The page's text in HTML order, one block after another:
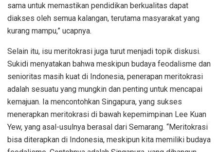
sama untuk memastikan pendidikan berkualitas dapat
diakses oleh semua kalangan, terutama masyarakat yang
kurang mampu,” ucapnya.
Selain itu, isu meritokrasi juga turut menjadi topik diskusi.
Sukidi menyatakan bahwa meskipun budaya feodalisme dan
senioritas masih kuat di Indonesia, penerapan meritokrasi
adalah sesuatu yang mungkin dan penting untuk mencapai
kemajuan. Ia mencontohkan Singapura, yang sukses
menerapkan meritokrasi di bawah kepemimpinan Lee Kuan
Yew, yang asal-usulnya berasal dari Semarang. “Meritokrasi
bisa diterapkan di Indonesia, meskipun kita memiliki budaya